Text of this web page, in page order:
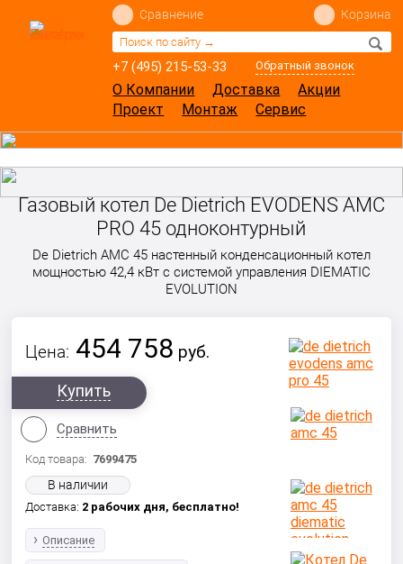
+7 (495) 215-53-33 Обратный звонок
Сравнение Корзина
О Компании Доставка
Акции
Проект
Монтаж Сервис
Газовый котел De Dietrich EVODENS AMC
PRO 45 одноконтурный
De Dietrich AMC 45 настенный конденсационный котел
мощностью 42,4 кВт с системой управления DIEMATIC
EVOLUTION
Цена: 454 758 руб.
Купить
Сравнить
Код товара: 7699475
В наличии
Доставка: 2 рабочих дня, бесплатно!
Описание